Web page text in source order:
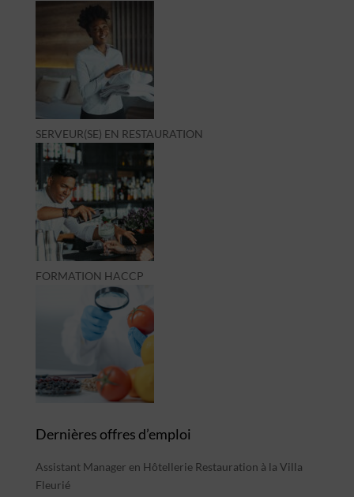
SERVEUR(SE) EN RESTAURATION
FORMATION HACCP
Dernières offres d’emploi
Assistant Manager en Hôtellerie Restauration à la Villa
Fleurié